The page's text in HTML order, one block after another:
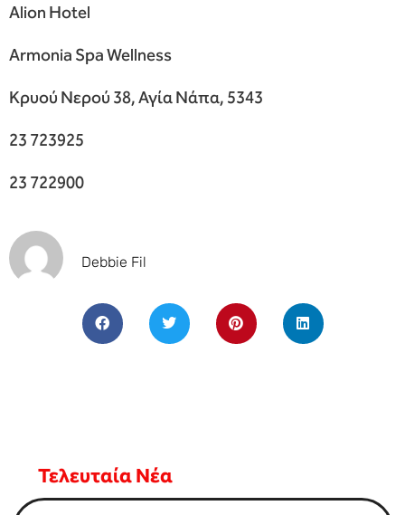
Alion Hotel
Armonia Spa Wellness
Κρυού Νερού 38, Αγία Νάπα, 5343
23 723925
23 722900
Debbie Fil
Τελευταία Νέα